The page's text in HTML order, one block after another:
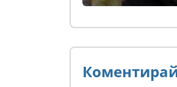
газ